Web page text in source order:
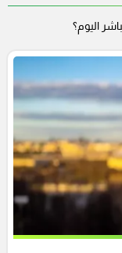
اليوم؟